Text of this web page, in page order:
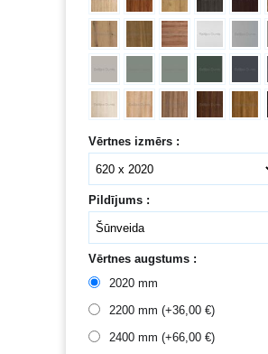
Vērtnes izmērs :
Pildījums :
Vērtnes augstums :
2020 mm
2200 mm (+36,00 €)
2400 mm (+66,00 €)